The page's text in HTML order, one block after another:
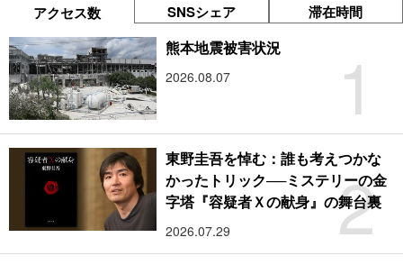
アクセス数 SNSシェア 滞在時間
1
熊本地震被害状況
2026.08.07
2
東野圭吾を悼む：誰も考えつかな
かったトリック──ミステリーの金
字塔『容疑者Ｘの献身』の舞台裏
2026.07.29